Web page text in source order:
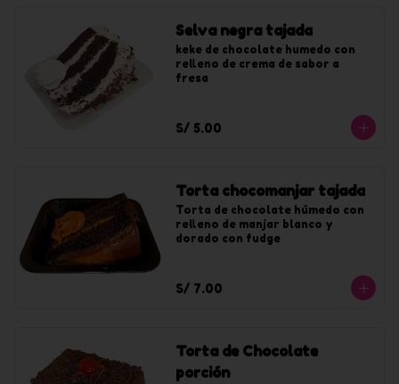
Selva negra tajada
keke de chocolate humedo con
relleno de crema de sabor a
fresa
S/ 5.00
Torta chocomanjar tajada
Torta de chocolate húmedo con
relleno de manjar blanco y
dorado con fudge
S/ 7.00
Torta de Chocolate
porción